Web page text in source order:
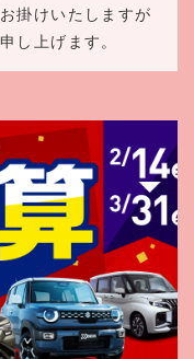
掛けいたしますが
し上げます。